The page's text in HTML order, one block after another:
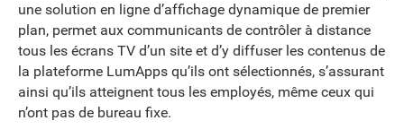
une solution en ligne d’affichage dynamique de premier
plan, permet aux communicants de contrôler à distance
tous les écrans TV d’un site et d’y diffuser les contenus de
la plateforme LumApps qu’ils ont sélectionnés, s’assurant
ainsi qu’ils atteignent tous les employés, même ceux qui
n’ont pas de bureau fixe.